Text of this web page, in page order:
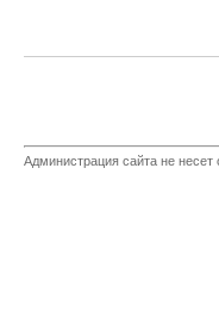
Администрация сайта не